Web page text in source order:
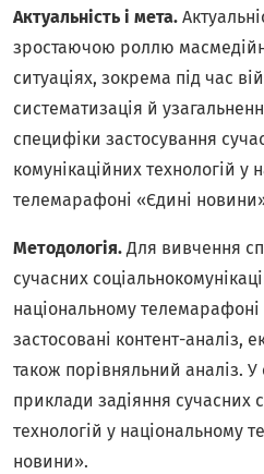
Актуальність і мета.
зростаючою роллю
ситуаціях, зокрема під час
систематизація й
специфіки застосування
комунікаційних технологій у
телемарафоні «Єдині
Методологія.Для вивчення
сучасних
національному
застосовані контент-аналіз,
також порівняльний аналіз. У
приклади задіяння сучасних
технологій у національному
новини».